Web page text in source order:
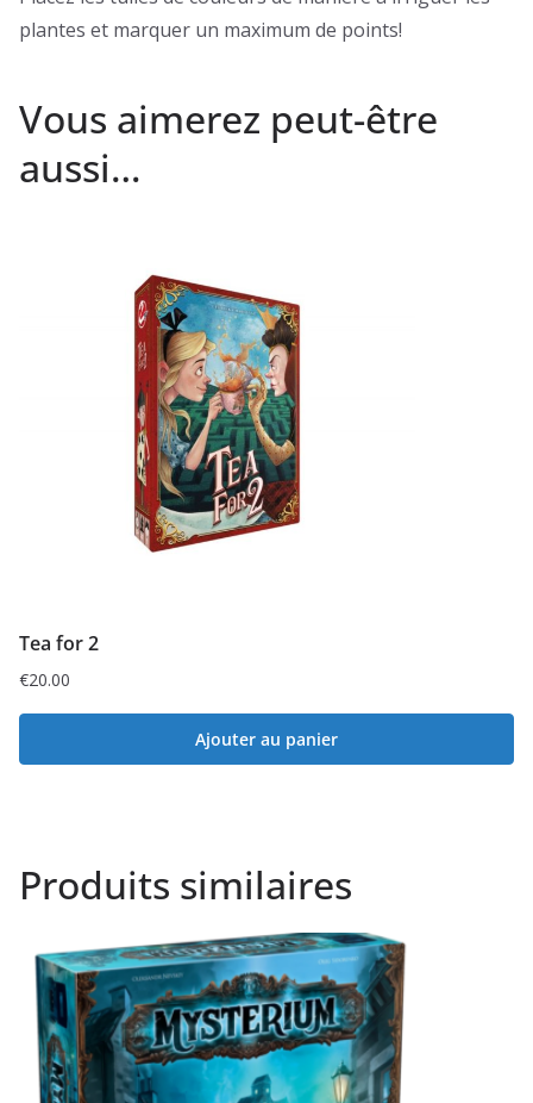
plantes et marquer un maximum de points!
Vous aimerez peut-être
aussi…
Tea for 2
€20.00
Ajouter au panier
Produits similaires